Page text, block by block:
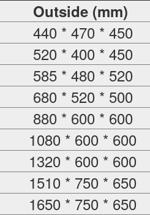
Outside (mm)
440 * 470 * 450
520 * 400 * 450
585 * 480 * 520
680 * 520 * 500
880 * 600 * 600
1080 * 600 * 600
1320 * 600 * 600
1510 * 750 * 650
1650 * 750 * 650